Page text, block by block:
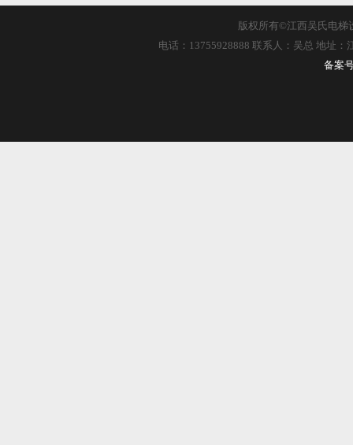
版权所有©江西吴氏电
电话：13755928888 联系人：吴总 地址
备案